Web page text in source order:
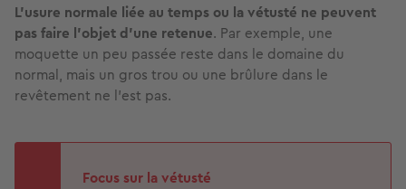
L’usure normale liée au temps ou la vétusté ne peuvent
pas faire l’objet d’une retenue. Par exemple, une
moquette un peu passée reste dans le domaine du
normal, mais un gros trou ou une brûlure dans le
revêtement ne l'est pas.
Focus sur la vétusté